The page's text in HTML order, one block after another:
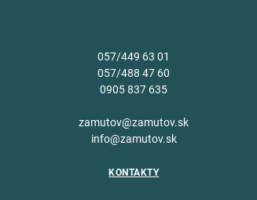
057/449 63 01
057/488 47 60
0905 837 635
zamutov@zamutov.sk
info@zamutov.sk
KONTAKTY